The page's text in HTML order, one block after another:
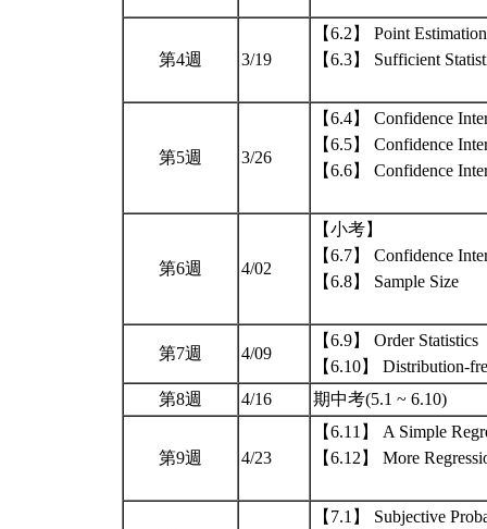
第4週 3/19
【6.2】 Point Estimation
【6.3】 Sufficient
第5週 3/26
【6.4】 Confidence
【6.5】 Confidence
【6.6】 Confidence
第6週 4/02
【小考】
【6.7】 Confidence
【6.8】 Sample Size
第7週 4/09
【6.9】 Order Statistics
【6.10】 Distribution-
第8週
4/16 期中考(5.1 ~ 6.10)
第9週 4/23
【6.11】 A Simple
【6.12】 More
【7.1】 Subjective